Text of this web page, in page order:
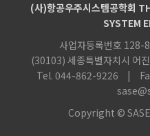
(사)항공우주시스템공학회
SYSTEM
사업자등록번호 128-
(30103) 세종특별자치시 어
Tel. 044-862-9226
|
Copyright ©